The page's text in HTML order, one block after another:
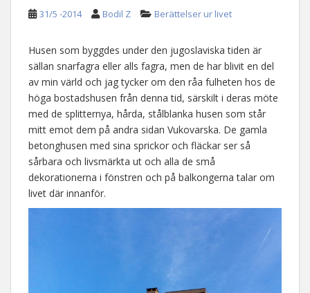
31/5 -2014 Bodil Z Berättelser ur livet
Husen som byggdes under den jugoslaviska tiden är
sällan snarfagra eller alls fagra, men de har blivit en del
av min värld och jag tycker om den råa fulheten hos de
höga bostadshusen från denna tid, särskilt i deras möte
med de splitternya, hårda, stålblanka husen som står
mitt emot dem på andra sidan Vukovarska. De gamla
betonghusen med sina sprickor och fläckar ser så
sårbara och livsmärkta ut och alla de små
dekorationerna i fönstren och på balkongerna talar om
livet där innanför.